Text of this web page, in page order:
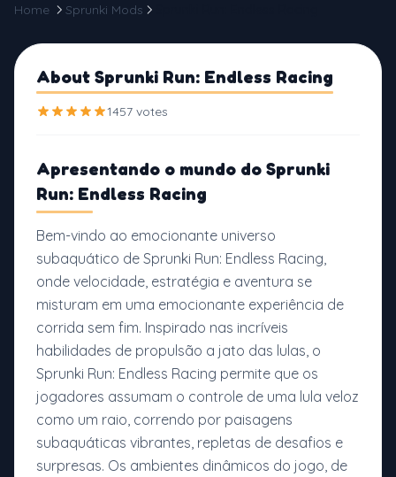
Home Sprunki Mods
About Sprunki Run: Endless Racing
1457 votes
Apresentando o mundo do Sprunki
Run: Endless Racing
Bem-vindo ao emocionante universo
subaquático de Sprunki Run: Endless Racing,
onde velocidade, estratégia e aventura se
misturam em uma emocionante experiência de
corrida sem fim. Inspirado nas incríveis
habilidades de propulsão a jato das lulas, o
Sprunki Run: Endless Racing permite que os
jogadores assumam o controle de uma lula veloz
como um raio, correndo por paisagens
subaquáticas vibrantes, repletas de desafios e
surpresas. Os ambientes dinâmicos do jogo, de